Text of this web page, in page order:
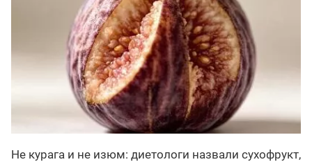
Не курага и не изюм: диетологи назвали сухофрукт,